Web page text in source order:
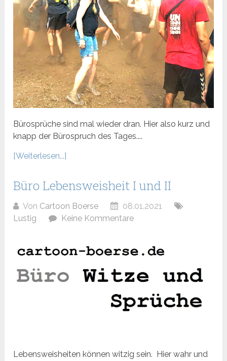
Bürosprüche sind mal wieder dran. Hier also kurz und
knapp der Bürospruch des Tages....
[Weiterlesen...]
Büro Lebensweisheit I und II
Von Cartoon Boerse
08.01.2021
Lustig
Keine Kommentare
Lebensweisheiten können witzig sein. Hier wahr und